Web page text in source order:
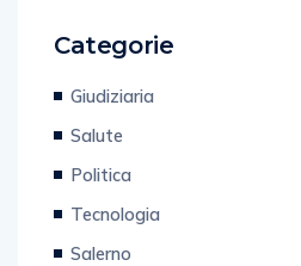
Categorie
Giudiziaria
Salute
Politica
Tecnologia
Salerno